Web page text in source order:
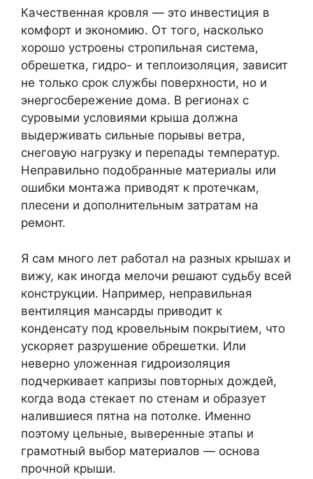
Качественная кровля — это инвестиция в
комфорт и экономию. От того, насколько
хорошо устроены стропильная система,
обрешетка, гидро- и теплоизоляция, зависит
не только срок службы поверхности, но и
энергосбережение дома. В регионах с
суровыми условиями крыша должна
выдерживать сильные порывы ветра,
снеговую нагрузку и перепады температур.
Неправильно подобранные материалы или
ошибки монтажа приводят к протечкам,
плесени и дополнительным затратам на
ремонт.
Я сам много лет работал на разных крышах и
вижу, как иногда мелочи решают судьбу всей
конструкции. Например, неправильная
вентиляция мансарды приводит к
конденсату под кровельным покрытием, что
ускоряет разрушение обрешетки. Или
неверно уложенная гидроизоляция
подчеркивает капризы повторных дождей,
когда вода стекает по стенам и образует
налившиеся пятна на потолке. Именно
поэтому цельные, выверенные этапы и
грамотный выбор материалов — основа
прочной крыши.